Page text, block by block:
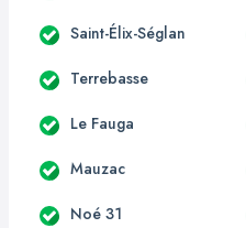
Saint-Élix-Séglan
Terrebasse
Le Fauga
Mauzac
Noé 31